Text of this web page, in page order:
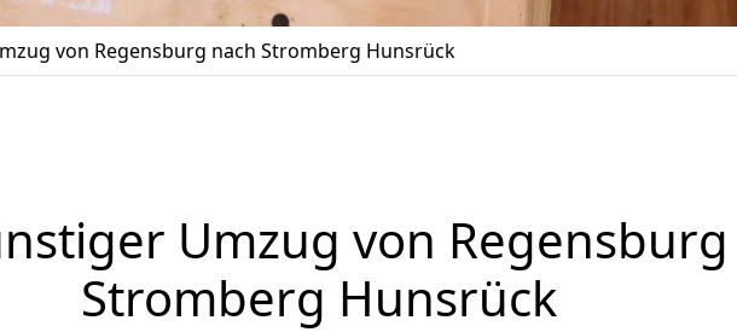
von Regensburg nach Stromberg Hunsrück
Umzug von
Stromberg Hunsrück